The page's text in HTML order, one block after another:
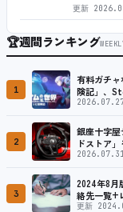
更新
🏆週間ランキング
1
有料ガチ
険記」、
2
銀座十字
ドストア
3
2024年8月
絡先一覧+
更新